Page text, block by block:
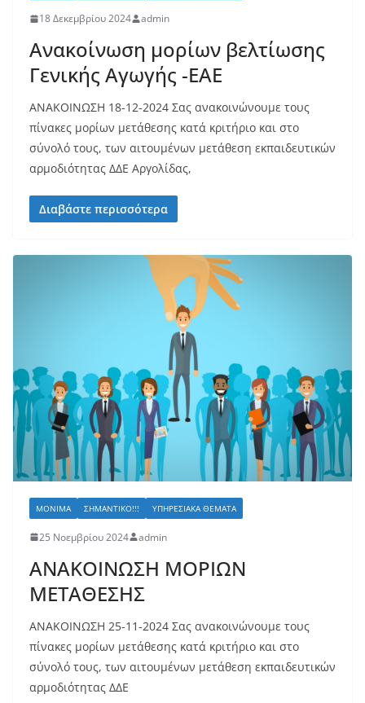
18 Δεκεμβρίου 2024 admin
Ανακοίνωση μορίων βελτίωσης
Γενικής Αγωγής -ΕΑΕ
ΑΝΑΚΟΙΝΩΣΗ 18-12-2024 Σας ανακοινώνουμε τους
πίνακες μορίων μετάθεσης κατά κριτήριο και στο
σύνολό τους, των αιτουμένων μετάθεση εκπαιδευτικών
αρμοδιότητας ΔΔΕ Αργολίδας,
Διαβάστε περισσότερα
ΜΌΝΙΜΑ ΣΗΜΑΝΤΙΚΌ!!! ΥΠΗΡΕΣΙΑΚΆ ΘΈΜΑΤΑ
25 Νοεμβρίου 2024 admin
ΑΝΑΚΟΙΝΩΣΗ ΜΟΡΙΩΝ
ΜEΤΑΘΕΣΗΣ
ΑΝΑΚΟΙΝΩΣΗ 25-11-2024 Σας ανακοινώνουμε τους
πίνακες μορίων μετάθεσης κατά κριτήριο και στο
σύνολό τους, των αιτουμένων μετάθεση εκπαιδευτικών
αρμοδιότητας ΔΔΕ